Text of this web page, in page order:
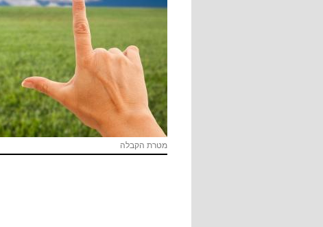
מטרת הקבלה